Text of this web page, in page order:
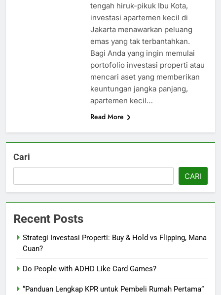
tengah hiruk-pikuk Ibu Kota,
investasi apartemen kecil di
Jakarta menawarkan peluang
emas yang tak terbantahkan.
Bagi Anda yang ingin memulai
portofolio investasi properti atau
mencari aset yang memberikan
keuntungan jangka panjang,
apartemen kecil…
Read More
Cari
CARI
Recent Posts
Strategi Investasi Properti: Buy & Hold vs Flipping, Mana
Cuan?
Do People with ADHD Like Card Games?
“Panduan Lengkap KPR untuk Pembeli Rumah Pertama”